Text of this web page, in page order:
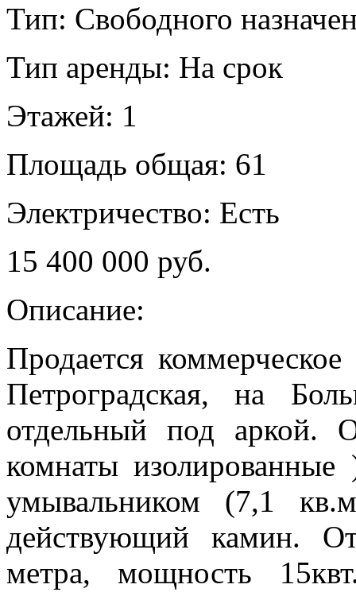
Тип: Свободного
Тип аренды: На срок
Этажей: 1
Площадь общая: 61
Электричество: Есть
15 400 000 руб.
Описание:
Продается
Петроградская, на
отдельный под аркой.
комнаты
умывальником (7,1
действующий камин.
метра, мощность